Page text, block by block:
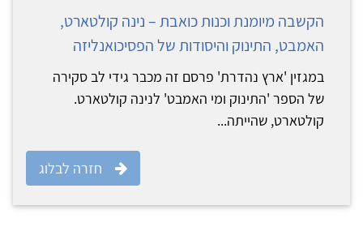
הקשבה מיומנת וכנות כואבת – נינה קולטארט,
האמבט, התינוק והיסודות של הפסיכואנליזה
במגזין 'ארץ נהדרת' פרסם זה מכבר גידי לב סקירה
של הספר 'התינוק ומי האמבט' לנינה קולטארט.
קולטארט, שהייתה...
חזרה לבלוג